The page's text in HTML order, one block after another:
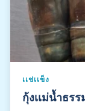
เเช่เเข็ง
กุ้งเเม่น้ำธร